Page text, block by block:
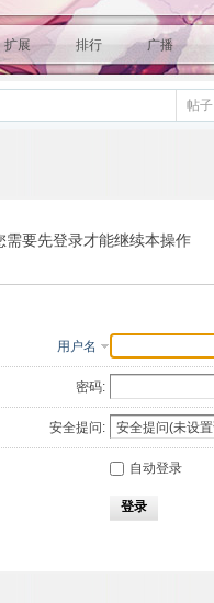
扩展 排行 广播
帖子
需要先登录才能继续本操作
用户名
密码:
安全提问:
自动登录
登录